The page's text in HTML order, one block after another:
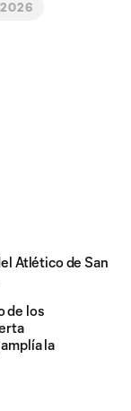
2026
Atlético de San
de los
la